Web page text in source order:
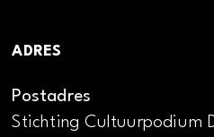
ADRES
Postadres
Stichting Cultuurpodium